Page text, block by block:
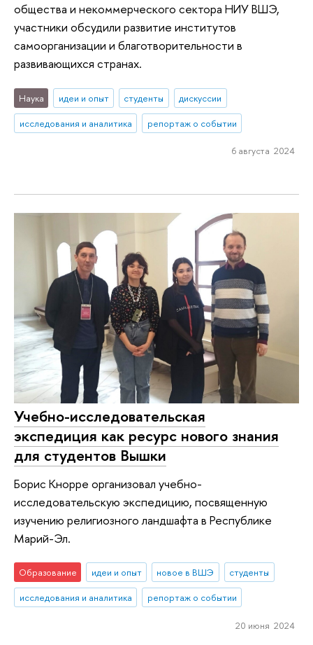
общества и некоммерческого сектора НИУ ВШЭ,
участники обсудили развитие институтов
самоорганизации и благотворительности в
развивающихся странах.
Наука идеи и опыт студенты
дискуссии
исследования и аналитика
репортаж о событии
6 августа 2024
Учебно-исследовательская
экспедиция как ресурс нового знания
для студентов Вышки
Борис Кнорре организовал учебно-
исследовательскую экспедицию, посвященную
изучению религиозного ландшафта в Республике
Марий-Эл.
Образование идеи и опыт новое в ВШЭ
студенты
исследования и аналитика
репортаж о событии
20 июня 2024